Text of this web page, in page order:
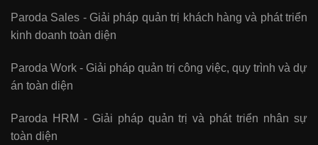
Paroda Sales - Giải pháp quản trị khách hàng và phát triển
kinh doanh toàn diện
Paroda Work - Giải pháp quản trị công việc, quy trình và dự
án toàn diện
Paroda HRM - Giải pháp quản trị và phát triển nhân sự
toàn diện